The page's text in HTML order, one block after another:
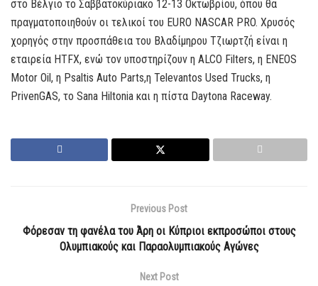
στο Βέλγιο το Σαββατοκύριακο 12-13 Οκτωβρίου, όπου θα
πραγματοποιηθούν οι τελικοί του EURO NASCAR PRO. Χρυσός
χορηγός στην προσπάθεια του Βλαδίμηρου Τζιωρτζή είναι η
εταιρεία HTFX, ενώ τον υποστηρίζουν η ALCO Filters, η ENEOS
Motor Oil, η Psaltis Auto Parts,η Televantos Used Trucks, η
PrivenGAS, το Sana Hiltonia και η πίστα Daytona Raceway.
Previous Post
Φόρεσαν τη φανέλα του Άρη οι Κύπριοι εκπροσώποι στους
Ολυμπιακούς και Παραολυμπιακούς Αγώνες
Next Post